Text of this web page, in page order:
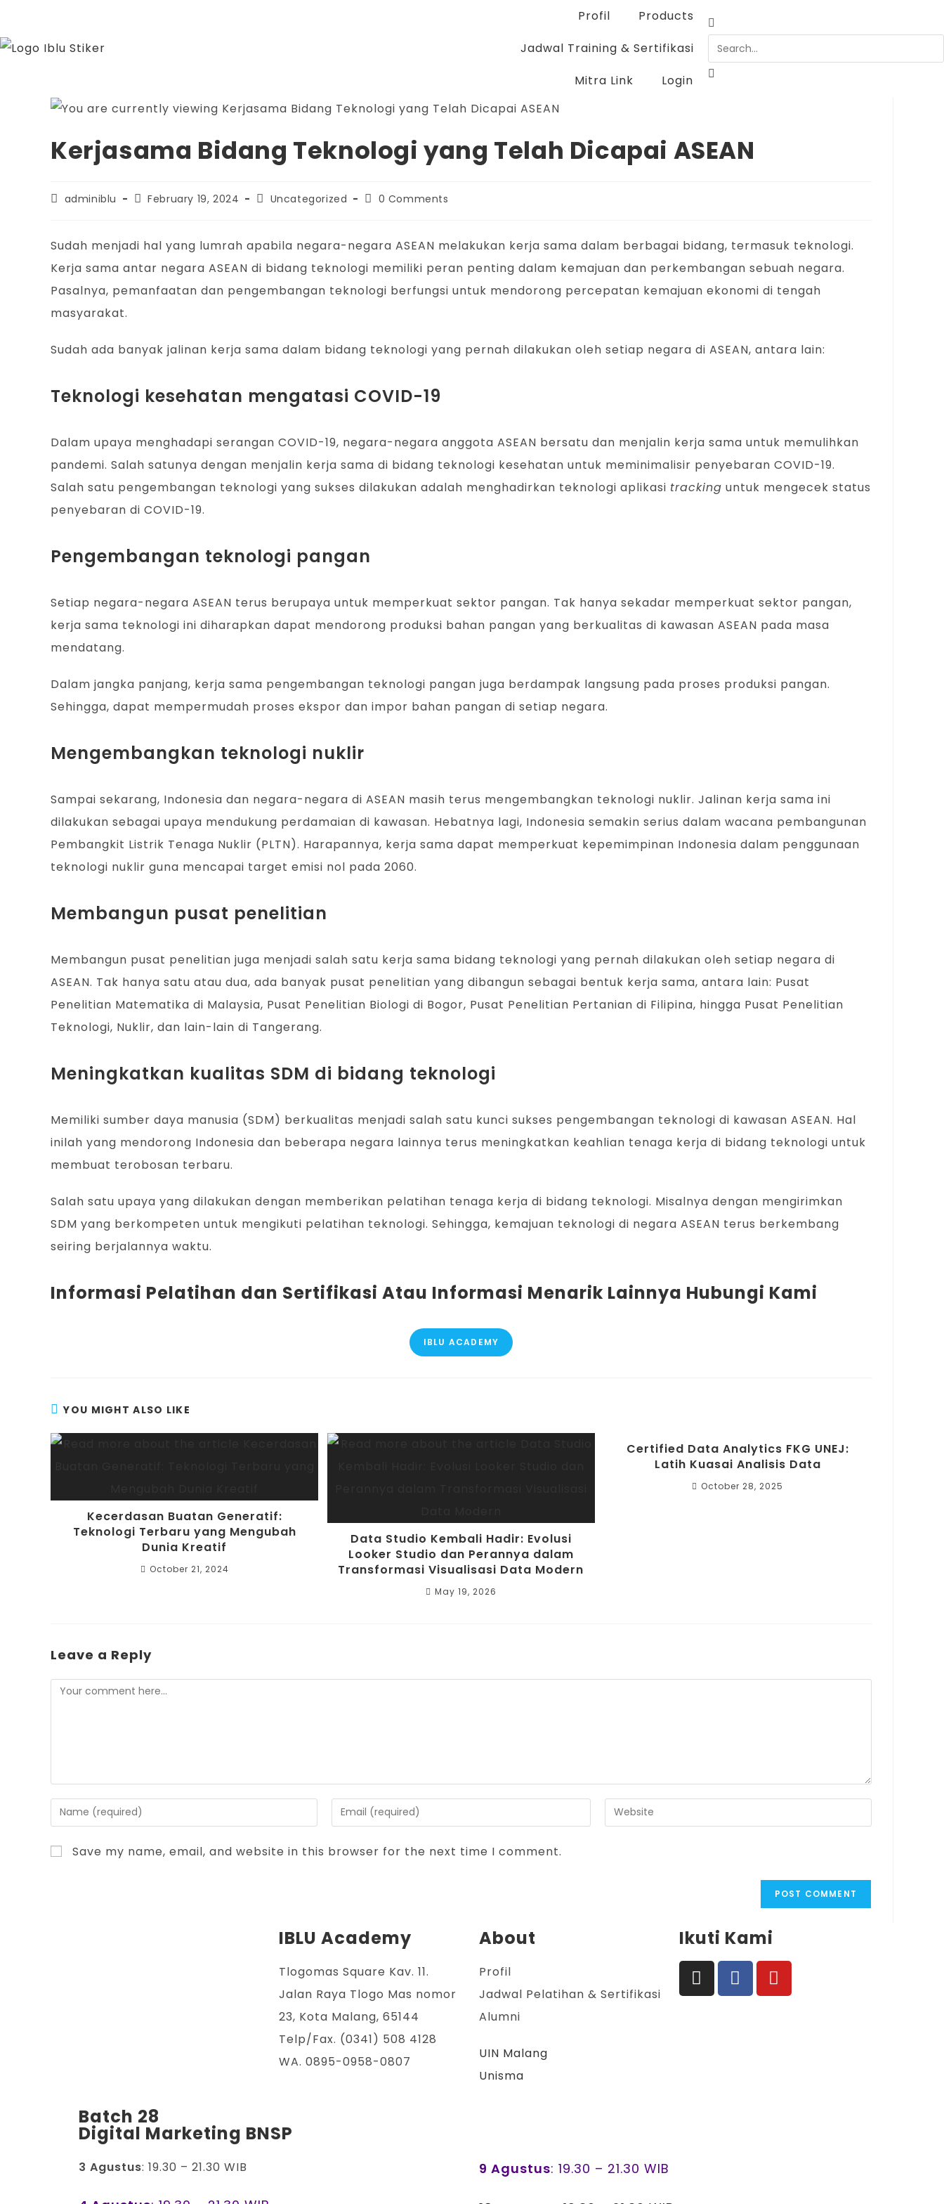
Profil
Products
Jadwal Training & Sertifikasi
Mitra Link
Login
Kerjasama Bidang Teknologi yang Telah Dicapai ASEAN
adminiblu February 19, 2024 Uncategorized 0 Comments
Sudah menjadi hal yang lumrah apabila negara-negara ASEAN melakukan kerja sama dalam berbagai bidang, termasuk teknologi.
Kerja sama antar negara ASEAN di bidang teknologi memiliki peran penting dalam kemajuan dan perkembangan sebuah negara.
Pasalnya, pemanfaatan dan pengembangan teknologi berfungsi untuk mendorong percepatan kemajuan ekonomi di tengah
masyarakat.
Sudah ada banyak jalinan kerja sama dalam bidang teknologi yang pernah dilakukan oleh setiap negara di ASEAN, antara lain:
Teknologi kesehatan mengatasi COVID-19
Dalam upaya menghadapi serangan COVID-19, negara-negara anggota ASEAN bersatu dan menjalin kerja sama untuk memulihkan
pandemi. Salah satunya dengan menjalin kerja sama di bidang teknologi kesehatan untuk meminimalisir penyebaran COVID-19.
Salah satu pengembangan teknologi yang sukses dilakukan adalah menghadirkan teknologi aplikasi tracking untuk mengecek status
penyebaran di COVID-19.
Pengembangan teknologi pangan
Setiap negara-negara ASEAN terus berupaya untuk memperkuat sektor pangan. Tak hanya sekadar memperkuat sektor pangan,
kerja sama teknologi ini diharapkan dapat mendorong produksi bahan pangan yang berkualitas di kawasan ASEAN pada masa
mendatang.
Dalam jangka panjang, kerja sama pengembangan teknologi pangan juga berdampak langsung pada proses produksi pangan.
Sehingga, dapat mempermudah proses ekspor dan impor bahan pangan di setiap negara.
Mengembangkan teknologi nuklir
Sampai sekarang, Indonesia dan negara-negara di ASEAN masih terus mengembangkan teknologi nuklir. Jalinan kerja sama ini
dilakukan sebagai upaya mendukung perdamaian di kawasan. Hebatnya lagi, Indonesia semakin serius dalam wacana pembangunan
Pembangkit Listrik Tenaga Nuklir (PLTN). Harapannya, kerja sama dapat memperkuat kepemimpinan Indonesia dalam penggunaan
teknologi nuklir guna mencapai target emisi nol pada 2060.
Membangun pusat penelitian
Membangun pusat penelitian juga menjadi salah satu kerja sama bidang teknologi yang pernah dilakukan oleh setiap negara di
ASEAN. Tak hanya satu atau dua, ada banyak pusat penelitian yang dibangun sebagai bentuk kerja sama, antara lain: Pusat
Penelitian Matematika di Malaysia, Pusat Penelitian Biologi di Bogor, Pusat Penelitian Pertanian di Filipina, hingga Pusat Penelitian
Teknologi, Nuklir, dan lain-lain di Tangerang.
Meningkatkan kualitas SDM di bidang teknologi
Memiliki sumber daya manusia (SDM) berkualitas menjadi salah satu kunci sukses pengembangan teknologi di kawasan ASEAN. Hal
inilah yang mendorong Indonesia dan beberapa negara lainnya terus meningkatkan keahlian tenaga kerja di bidang teknologi untuk
membuat terobosan terbaru.
Salah satu upaya yang dilakukan dengan memberikan pelatihan tenaga kerja di bidang teknologi. Misalnya dengan mengirimkan
SDM yang berkompeten untuk mengikuti pelatihan teknologi. Sehingga, kemajuan teknologi di negara ASEAN terus berkembang
seiring berjalannya waktu.
Informasi Pelatihan dan Sertifikasi Atau Informasi Menarik Lainnya Hubungi Kami
IBLU ACADEMY
YOU MIGHT ALSO LIKE
Kecerdasan Buatan Generatif:
Teknologi Terbaru yang Mengubah
Dunia Kreatif
October 21, 2024
Data Studio Kembali Hadir: Evolusi
Looker Studio dan Perannya dalam
Transformasi Visualisasi Data Modern
May 19, 2026
Certified Data Analytics FKG UNEJ:
Latih Kuasai Analisis Data
October 28, 2025
Leave a Reply
Save my name, email, and website in this browser for the next time I comment.
IBLU Academy
Tlogomas Square Kav. 11.
Jalan Raya Tlogo Mas nomor
23, Kota Malang, 65144
Telp/Fax. (0341) 508 4128
WA. 0895-0958-0807
About
Profil
Jadwal Pelatihan & Sertifikasi
Alumni
UIN Malang
Unisma
Ikuti Kami
Batch 28
Digital Marketing BNSP
3 Agustus: 19.30 – 21.30 WIB 9 Agustus: 19.30 – 21.30 WIB